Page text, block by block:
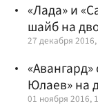
«Лада» и
шайб на
27 декабря
Юлаев» на
01 ноября 2016,